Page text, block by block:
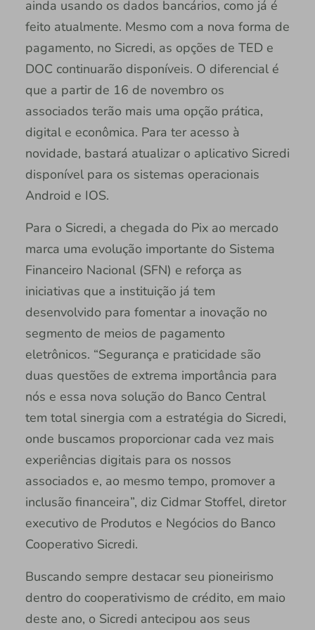
ainda usando os dados bancários, como já é
feito atualmente. Mesmo com a nova forma de
pagamento, no Sicredi, as opções de TED e
DOC continuarão disponíveis. O diferencial é
que a partir de 16 de novembro os
associados terão mais uma opção prática,
digital e econômica. Para ter acesso à
novidade, bastará atualizar o aplicativo Sicredi
disponível para os sistemas operacionais
Android e IOS.
Para o Sicredi, a chegada do Pix ao mercado
marca uma evolução importante do Sistema
Financeiro Nacional (SFN) e reforça as
iniciativas que a instituição já tem
desenvolvido para fomentar a inovação no
segmento de meios de pagamento
eletrônicos. “Segurança e praticidade são
duas questões de extrema importância para
nós e essa nova solução do Banco Central
tem total sinergia com a estratégia do Sicredi,
onde buscamos proporcionar cada vez mais
experiências digitais para os nossos
associados e, ao mesmo tempo, promover a
inclusão financeira”, diz Cidmar Stoffel, diretor
executivo de Produtos e Negócios do Banco
Cooperativo Sicredi.
Buscando sempre destacar seu pioneirismo
dentro do cooperativismo de crédito, em maio
deste ano, o Sicredi antecipou aos seus